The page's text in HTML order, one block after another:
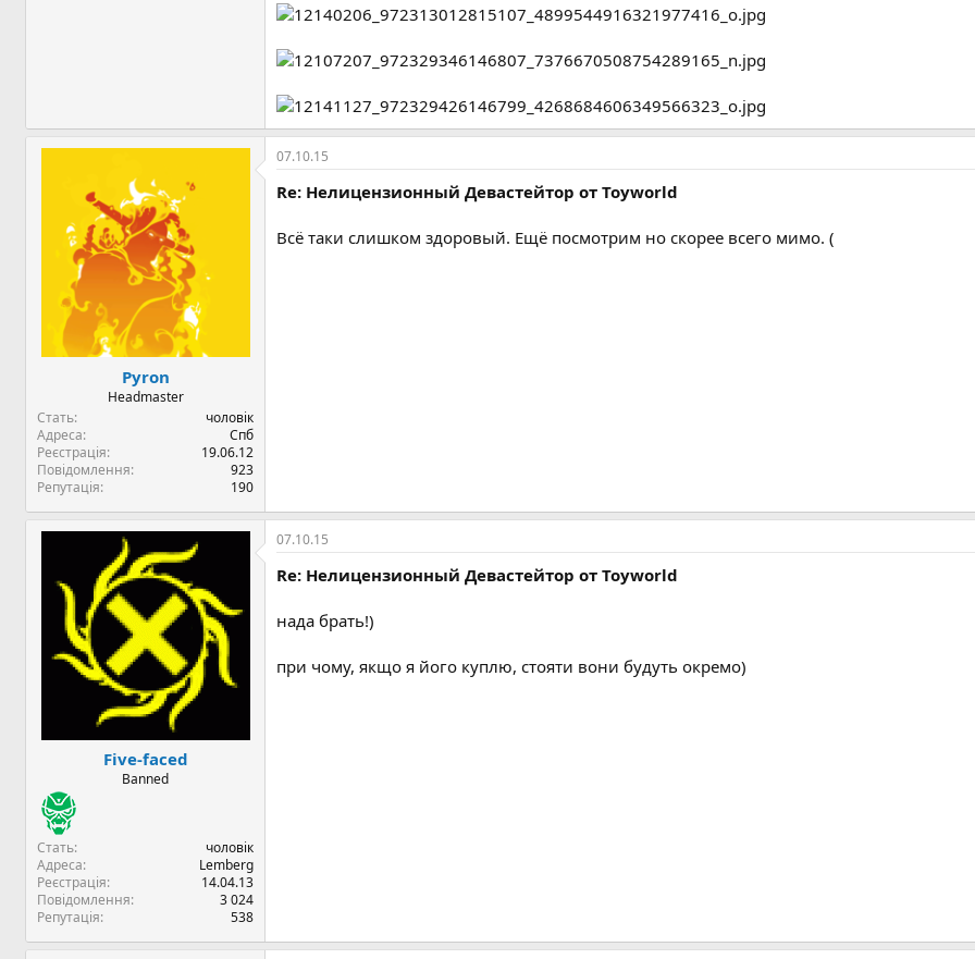
Pyron
Headmaster
Стать
чоловік
Адреса
Спб
Реєстрація
19.06.12
Повідомлення
923
Репутація
190
07.10.15
Re: Нелицензионный Девастейтор от Toyworld
Всё таки слишком здоровый. Ещё посмотрим но скорее всего мимо. (
Five-faced
Banned
Стать
чоловік
Адреса
Lemberg
Реєстрація
14.04.13
Повідомлення
3 024
Репутація
538
07.10.15
Re: Нелицензионный Девастейтор от Toyworld
нада брать!)
при чому, якщо я його куплю, стояти вони будуть окремо)